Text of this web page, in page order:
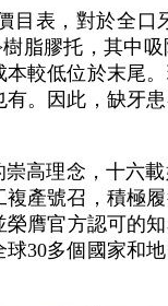
目表，對於全
脂膠托，其中
較低位於末尾
。因此，缺牙
高理念，十六
產號召，積極
膺官方認可的
30多個國家和